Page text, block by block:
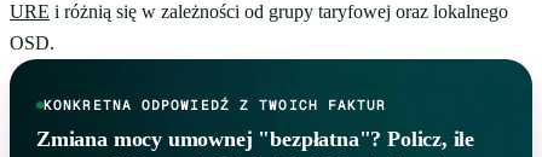
URE i różnią się w zależności od grupy taryfowej oraz lokalnego
OSD.
KONKRETNA ODPOWIEDŹ Z TWOICH FAKTUR
Zmiana mocy umownej "bezpłatna"? Policz, ile